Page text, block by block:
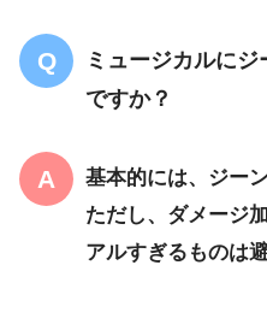
ミュージカルに
ですか？
基本的には、ジー
ただし、ダメージ
アルすぎるものは